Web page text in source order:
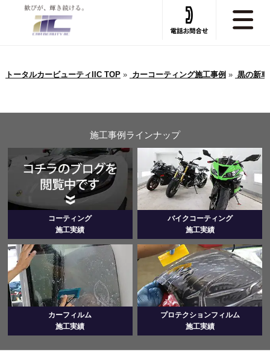
トータルカービューティIIC TOP» カーコーティング施工事例 » 黒の新
施工事例ラインナップ
コーティング
施工実績
バイクコーティング
施工実績
カーフィルム
施工実績
プロテクションフィルム
施工実績